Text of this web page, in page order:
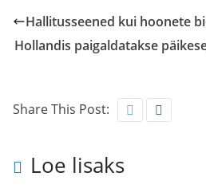
Hallitusseened kui hoonete
Hollandis paigaldatakse
Share This Post:
Loe lisaks